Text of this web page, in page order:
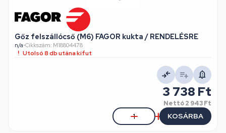
Gőz felszállócső (M6) FAGOR kukta / RENDELÉSRE
n/a•Cikkszám: M18804478
Utolsó 8 db utána kifut
3 738 Ft
Nettó2 943 Ft
KOSÁRBA